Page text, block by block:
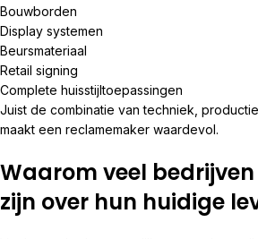
Bouwborden
Display systemen
Beursmateriaal
Retail signing
Complete huisstijltoepassingen
Juist de combinatie van techniek,
maakt een reclamemaker waardevol.
Waarom veel
zijn over hun huidige